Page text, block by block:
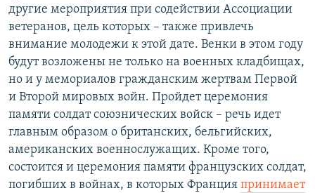
другие мероприятия при содействии Ассоциации
ветеранов, цель которых – также привлечь
внимание молодежи к этой дате. Венки в этом году
будут возложены не только на военных кладбищах,
но и у мемориалов гражданским жертвам Первой
и Второй мировых войн. Пройдет церемония
памяти солдат союзнических войск – речь идет
главным образом о британских, бельгийских,
американских военнослужащих. Кроме того,
состоится и церемония памяти французских солдат,
погибших в войнах, в которых Франция принимает